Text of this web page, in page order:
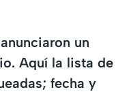
un
Aquí la lista de
fecha y